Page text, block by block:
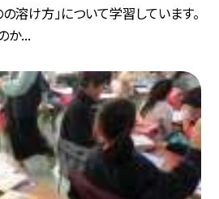
溶け方」について学習しています。
か...